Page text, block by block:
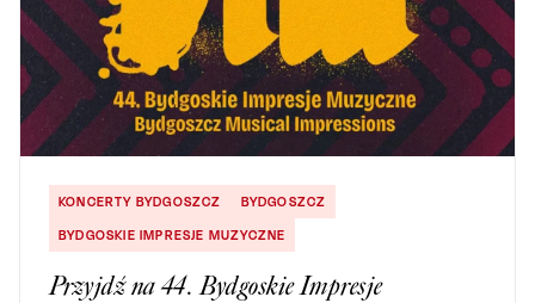
KONCERTY BYDGOSZCZ
BYDGOSZCZ
BYDGOSKIE IMPRESJE MUZYCZNE
Przyjdź na 44. Bydgoskie Impresje